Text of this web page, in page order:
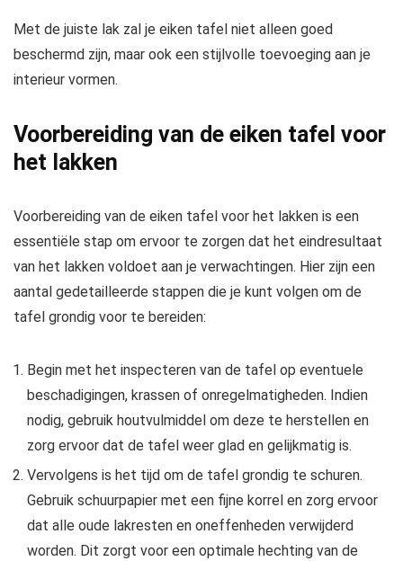
Met de juiste lak zal je eiken tafel niet alleen goed
beschermd zijn, maar ook een stijlvolle toevoeging aan je
interieur vormen.
Voorbereiding van de eiken tafel voor
het lakken
Voorbereiding van de eiken tafel voor het lakken is een
essentiële stap om ervoor te zorgen dat het eindresultaat
van het lakken voldoet aan je verwachtingen. Hier zijn een
aantal gedetailleerde stappen die je kunt volgen om de
tafel grondig voor te bereiden:
Begin met het inspecteren van de tafel op eventuele
beschadigingen, krassen of onregelmatigheden. Indien
nodig, gebruik houtvulmiddel om deze te herstellen en
zorg ervoor dat de tafel weer glad en gelijkmatig is.
Vervolgens is het tijd om de tafel grondig te schuren.
Gebruik schuurpapier met een fijne korrel en zorg ervoor
dat alle oude lakresten en oneffenheden verwijderd
worden. Dit zorgt voor een optimale hechting van de